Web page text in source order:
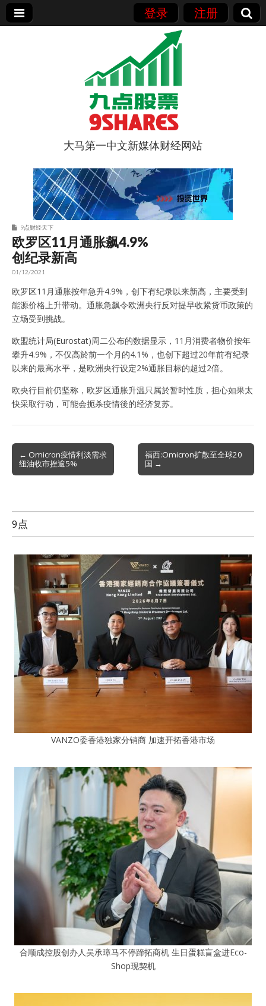
登录 注册
9点股票
大马第一中文新媒体财经网站
9点财经天下
欧罗区11月通胀飙4.9%
创纪录新高
01/12/2021
欧罗区11月通胀按年急升4.9%，创下有纪录以来新高，主要受到
能源价格上升带动。通胀急飙令欧洲央行反对提早收紧货币政策的
立场受到挑战。
欧盟统计局(Eurostat)周二公布的数据显示，11月消费者物价按年
攀升4.9%，不仅高於前一个月的4.1%，也创下超过20年前有纪录
以来的最高水平，是欧洲央行设定2%通胀目标的超过2倍。
欧央行目前仍坚称，欧罗区通胀升温只属於暂时性质，担心如果太
快采取行动，可能会扼杀疫情後的经济复苏。
Post
navigation
← Omicron疫情利淡需求
纽油收市挫逾5%
福西:Omicron扩散至全球20
国 →
9点
VANZO委香港独家分销商 加速开拓香港市场
合顺成控股创办人吴承璋马不停蹄拓商机 生日蛋糕盲盒进Eco-
Shop现契机